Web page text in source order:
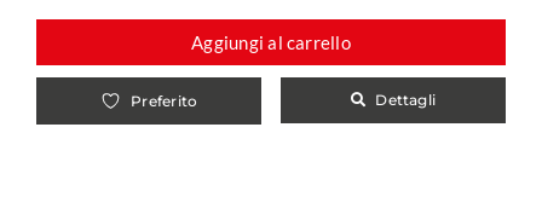
Aggiungi al carrello
Preferito Dettagli